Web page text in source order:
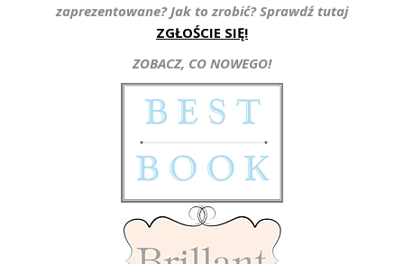
zaprezentowane? Jak to zrobić? Sprawdź tutaj
ZGŁOŚCIE SIĘ!
ZOBACZ, CO NOWEGO!